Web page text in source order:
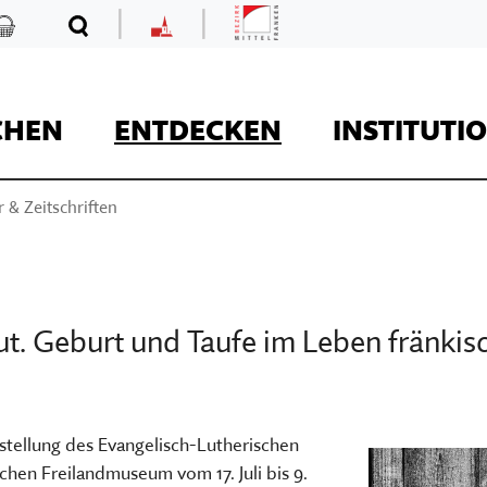
Kaufladen | | Mittelfranken
ENTDECKEN
Der Onlineshop des
Museum Kirche in
Museumsaufgaben
& Zeitschriften
Geburt und Taufe im Leben
des Evangelisch-Lutherischen
Freilandmuseum vom 17. Juli bis 9.